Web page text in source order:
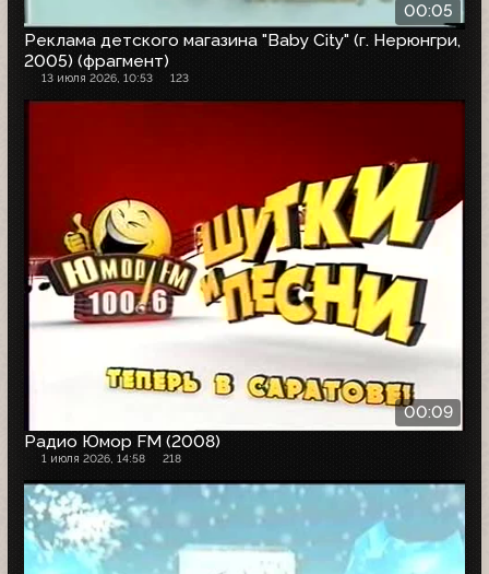
00:05
Реклама детского магазина "Baby City" (г. Нерюнгри,
2005) (фрагмент)
13 июля 2026, 10:53 123
00:09
Радио Юмор FM (2008)
1 июля 2026, 14:58 218